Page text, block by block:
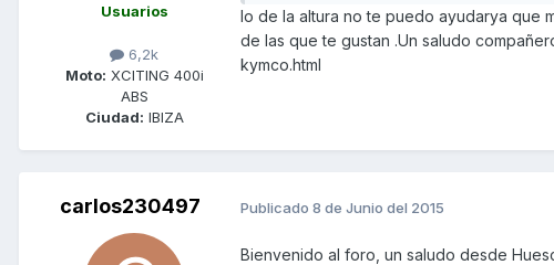
Usuarios
6,2k
Moto: XCITING 400i
ABS
Ciudad: IBIZA
lo de la altura no te puedo ayudarya que
de las que te gustan .Un saludo
kymco.html
carlos230497 Publicado 8 de Junio del 2015
Bienvenido al foro, un saludo desde